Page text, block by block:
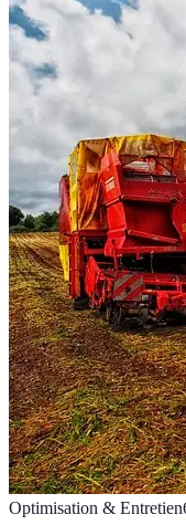
Optimisation & Entretien